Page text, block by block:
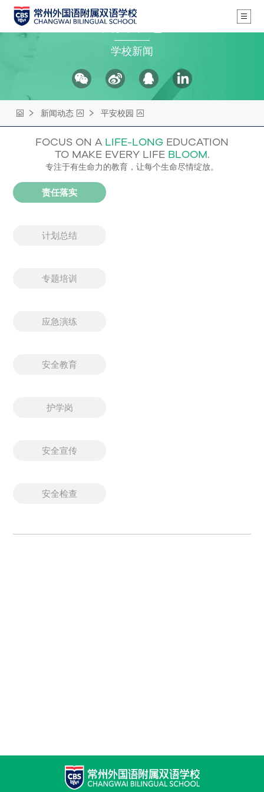
新闻动态
学校新闻
新闻动态 平安校园
FOCUS ON A LIFE-LONG EDUCATION
TO MAKE EVERY LIFE BLOOM.
专注于有生命力的教育，让每个生命尽情绽放。
责任落实
计划总结
专题培训
应急演练
安全教育
护学岗
安全宣传
安全检查